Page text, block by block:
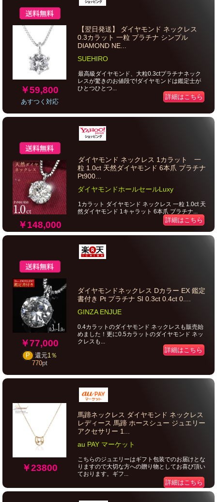
￥59,800
あすつく対応
【翌日発送】 ダイヤモンド ネックレス
0.3カラット 一粒 プラチナ シンプル
DIAMOND NE...
SUEHIRO
最高級ダイヤモンド、大粒0.3ctプラチナネック
レスが驚きのお値段で!ダイヤモンドは鑑定士が
ひとつひとつ...
詳細はこちら
￥148,000
ダイヤモンド ネックレス 1カラット 一
粒 1.0ct 天然ダイヤモンド 6本爪 プラチナ
Pt900...
ダイヤモンドホールセールLuxy
1カラット ダイヤモンド ネックレス 一粒 1.0ct 天
然ダイヤモンド 1キャラット 6本爪 プラチナ...
詳細はこちら
￥77,000
P 還元1％
770pt
ダイヤモンドネックレス Dカラー EX 鑑定
書付き Pt プラチナ SI 0.3ct 0.4ct 0....
GINZA ENJUE
0.4カラットのダイヤモンド ネックレスも販売始
めました！更に0.5カラットのダイヤモンド ネッ
クレスも...
詳細はこちら
￥23800
馬蹄ネックレス ダイヤモンド ネックレス
レディース 馬蹄 ホースシュー ジュエリー
アクセサリー 1...
au PAY マーケット
こちらのジュエリーはギフト包装でのお届けとな
りますので大切な方への贈り物としてお喜び頂い
ております。ギフ...
詳細はこちら